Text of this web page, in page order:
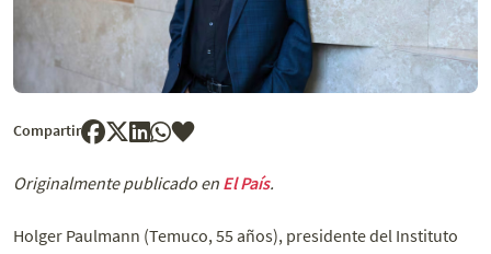
Compartir
Originalmente publicado en El País.
Holger Paulmann (Temuco, 55 años), presidente del Instituto